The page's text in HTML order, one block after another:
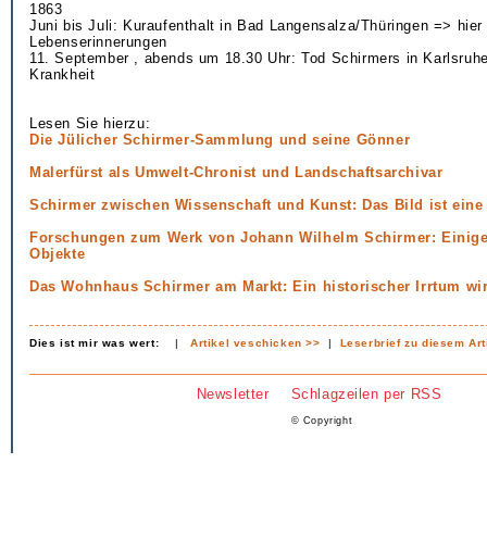
1863
Juni bis Juli: Kuraufenthalt in Bad Langensalza/Thüringen =>
Lebenserinnerungen
11. September , abends um 18.30 Uhr: Tod Schirmers in
Krankheit
Lesen Sie hierzu:
Die Jülicher Schirmer-Sammlung und seine Gönner
Malerfürst als Umwelt-Chronist und Landschaftsarchivar
Schirmer zwischen Wissenschaft und Kunst: Das Bild ist eine
Forschungen zum Werk von Johann Wilhelm Schirmer:
Objekte
Das Wohnhaus Schirmer am Markt: Ein historischer Irrtum
Dies ist mir was wert: |Artikel veschicken >> | Leserbrief zu diesem
Newsletter Schlagzeilen per RSS
© Copyright